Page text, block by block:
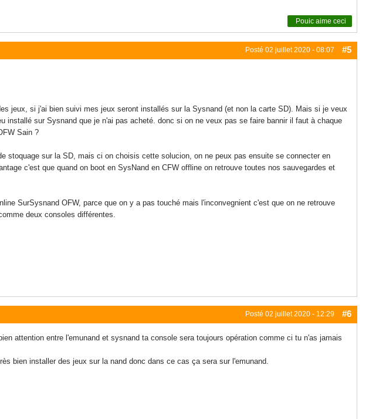
Pouic aime ceci
Posté 02 juillet 2020 - 08:07 #5
jeux, si j'ai bien suivi mes jeux seront installés sur la Sysnand (et non la carte SD). Mais si je veux
sur Sysnand que je n'ai pas acheté. donc si on ne veux pas se faire bannir il faut à chaque
Sain ?
stoquage sur la SD, mais ci on choisis cette solucion, on ne peux pas ensuite se connecter en
c'est que quand on boot en SysNand en CFW offline on retrouve toutes nos sauvegardes et
SurSysnand OFW, parce que on y a pas touché mais l'inconvegnient c'est que on ne retrouve
deux consoles différentes.
Posté 02 juillet 2020 - 12:29 #6
attention entre l'emunand et sysnand ta console sera toujours opération comme ci tu n'as jamais
bien installer des jeux sur la nand donc dans ce cas ça sera sur l'emunand.